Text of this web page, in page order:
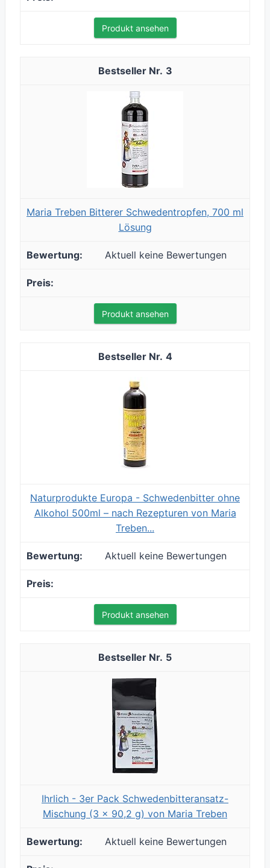
Produkt ansehen
3
Maria Treben Bitterer Schwedentropfen, 700 ml
Lösung
Aktuell keine Bewertungen
Produkt ansehen
4
Naturprodukte Europa - Schwedenbitter ohne
Alkohol 500ml – nach Rezepturen von Maria
Treben...
Aktuell keine Bewertungen
Produkt ansehen
5
Ihrlich - 3er Pack Schwedenbitteransatz-
Mischung (3 x 90,2 g) von Maria Treben
Aktuell keine Bewertungen